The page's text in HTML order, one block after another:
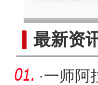
最新资
·一师阿